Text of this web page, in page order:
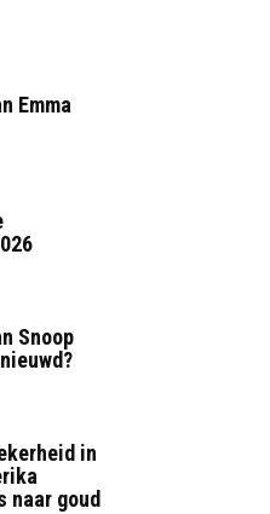
Emma
Snoop
in
naar goud